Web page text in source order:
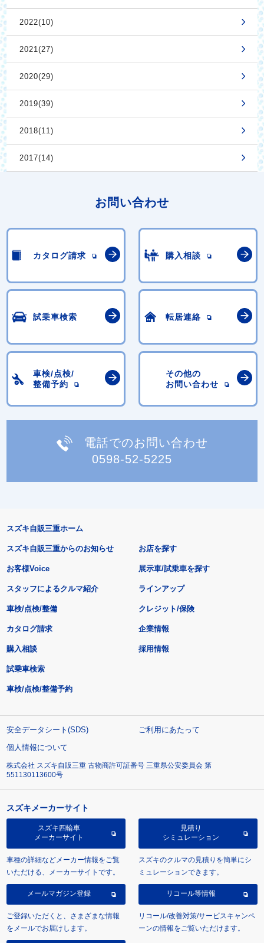
2022(10)
2021(27)
2020(29)
2019(39)
2018(11)
2017(14)
お問い合わせ
カタログ請求 購入相談
試乗車検索 転居連絡
車検/点検/
整備予約
その他の
お問い合わせ
電話でのお問い合わせ
0598-52-5225
スズキ自販三重ホーム
スズキ自販三重からのお知らせ
お客様Voice
スタッフによるクルマ紹介
お店を探す
展示車/試乗車を探す
ラインアップ
車検/点検/整備 クレジット/保険
カタログ請求
購入相談
試乗車検索
車検/点検/整備予約
企業情報
採用情報
安全データシート(SDS)
ご利用にあたって
個人情報について
株式会社 スズキ自販三重 古物商許可証番号 三重県公安委員会 第
551130113600号
スズキメーカーサイト
スズキ四輪車
メーカーサイト
車種の詳細などメーカー情報をご覧
いただける、メーカーサイトです。
見積り
シミュレーション
スズキのクルマの見積りを簡単にシ
ミュレーションできます。
メールマガジン登録
ご登録いただくと、さまざまな情報
をメールでお届けします。
リコール等情報
リコール/改善対策/サービスキャンペ
ーンの情報をご覧いただけます。